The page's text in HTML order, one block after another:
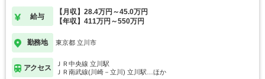
給与
【月収】28.4万円～45.0万円
【年収】411万円～550万円
勤務地 東京都 立川市
アクセス
ＪＲ中央線 立川駅
ＪＲ南武線(川崎－立川) 立川駅…ほか